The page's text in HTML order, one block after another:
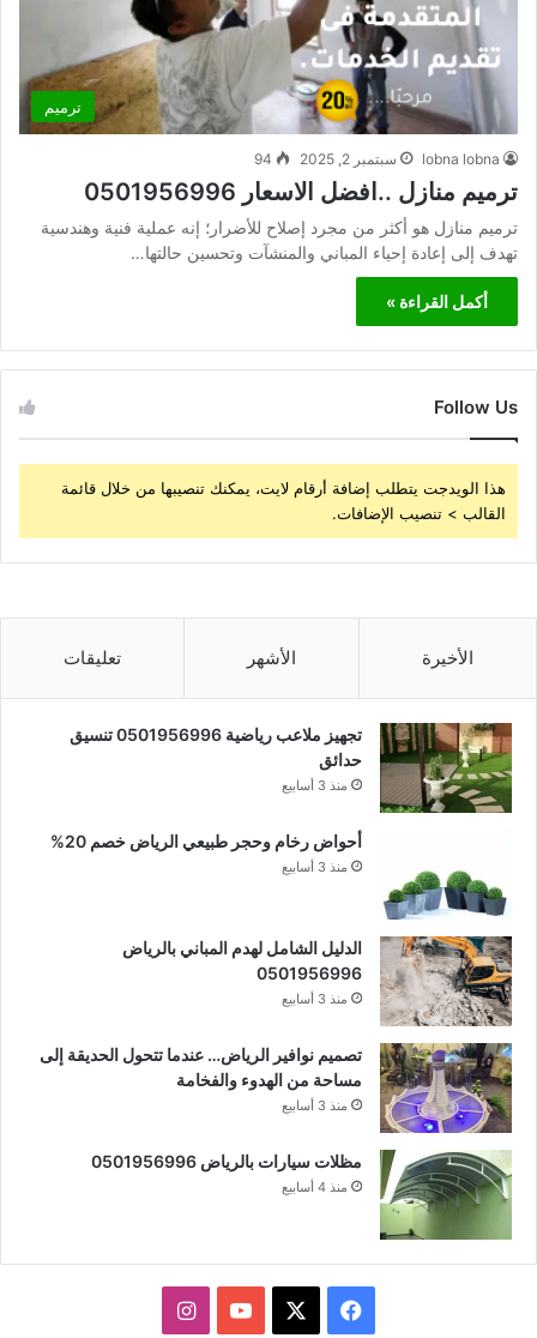
ترميم
lobna lobna سبتمبر 2, 2025 94
ترميم منازل ..افضل الاسعار 0501956996
ترميم منازل هو أكثر من مجرد إصلاح للأضرار؛ إنه عملية فنية وهندسية
تهدف إلى إعادة إحياء المباني والمنشآت وتحسين حالتها…
أكمل القراءة »
Follow Us
هذا الويدجت يتطلب إضافة أرقام لايت، يمكنك تنصيبها من خلال قائمة
القالب > تنصيب الإضافات.
الأخيرة الأشهر تعليقات
تجهيز ملاعب رياضية 0501956996 تنسيق
حدائق
منذ 3 أسابيع
أحواض رخام وحجر طبيعي الرياض خصم 20%
منذ 3 أسابيع
الدليل الشامل لهدم المباني بالرياض
0501956996
منذ 3 أسابيع
تصميم نوافير الرياض… عندما تتحول الحديقة إلى
مساحة من الهدوء والفخامة
منذ 3 أسابيع
مظلات سيارات بالرياض 0501956996
منذ 4 أسابيع
فيسبوك يوتيوبانستقرام